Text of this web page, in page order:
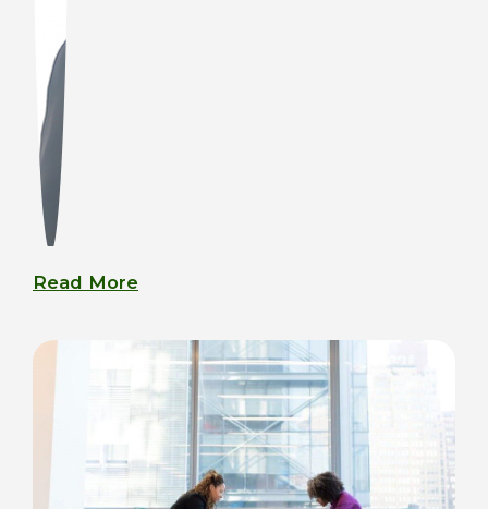
Read More